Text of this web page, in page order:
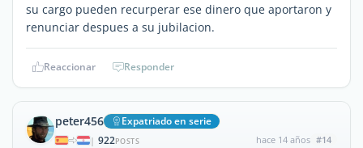
su cargo pueden recurperar ese dinero que aportaron y
renunciar despues a su jubilacion.
Reaccionar Responder
peter456 Expatriado en serie
| 922POSTS hace 14 años #14